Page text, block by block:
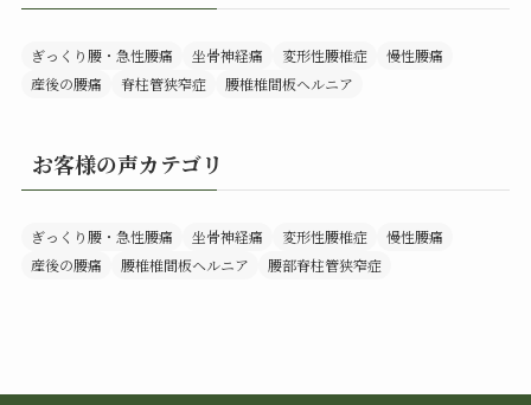
ぎっくり腰・急性腰痛 坐骨神経痛 変形性腰椎症
慢性腰痛
産後の腰痛
脊柱管狭窄症 腰椎椎間板ヘルニア
お客様の声カテゴリ
ぎっくり腰・急性腰痛 坐骨神経痛 変形性腰椎症
慢性腰痛
産後の腰痛
腰椎椎間板ヘルニア 腰部脊柱管狭窄症